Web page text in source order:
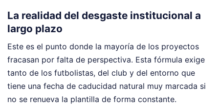
La realidad del desgaste institucional a
largo plazo
Este es el punto donde la mayoría de los proyectos
fracasan por falta de perspectiva. Esta fórmula exige
tanto de los futbolistas, del club y del entorno que
tiene una fecha de caducidad natural muy marcada si
no se renueva la plantilla de forma constante.